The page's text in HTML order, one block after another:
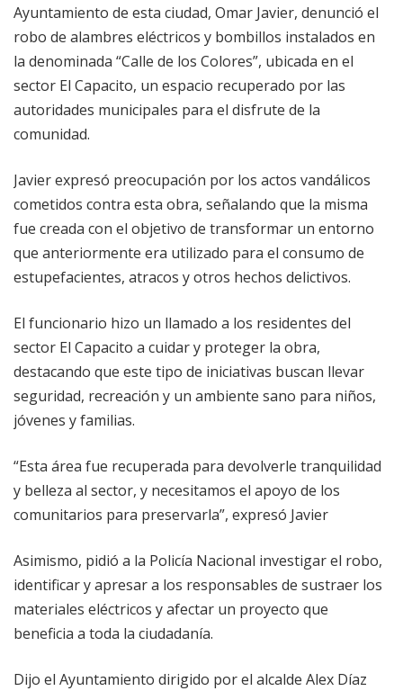
Ayuntamiento de esta ciudad, Omar Javier, denunció el
robo de alambres eléctricos y bombillos instalados en
la denominada “Calle de los Colores”, ubicada en el
sector El Capacito, un espacio recuperado por las
autoridades municipales para el disfrute de la
comunidad.
Javier expresó preocupación por los actos vandálicos
cometidos contra esta obra, señalando que la misma
fue creada con el objetivo de transformar un entorno
que anteriormente era utilizado para el consumo de
estupefacientes, atracos y otros hechos delictivos.
El funcionario hizo un llamado a los residentes del
sector El Capacito a cuidar y proteger la obra,
destacando que este tipo de iniciativas buscan llevar
seguridad, recreación y un ambiente sano para niños,
jóvenes y familias.
“Esta área fue recuperada para devolverle tranquilidad
y belleza al sector, y necesitamos el apoyo de los
comunitarios para preservarla”, expresó Javier
Asimismo, pidió a la Policía Nacional investigar el robo,
identificar y apresar a los responsables de sustraer los
materiales eléctricos y afectar un proyecto que
beneficia a toda la ciudadanía.
Dijo el Ayuntamiento dirigido por el alcalde Alex Díaz